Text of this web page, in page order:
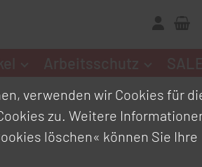
verwenden wir Cookies für
zu. Weitere
löschen« können Sie Ihre